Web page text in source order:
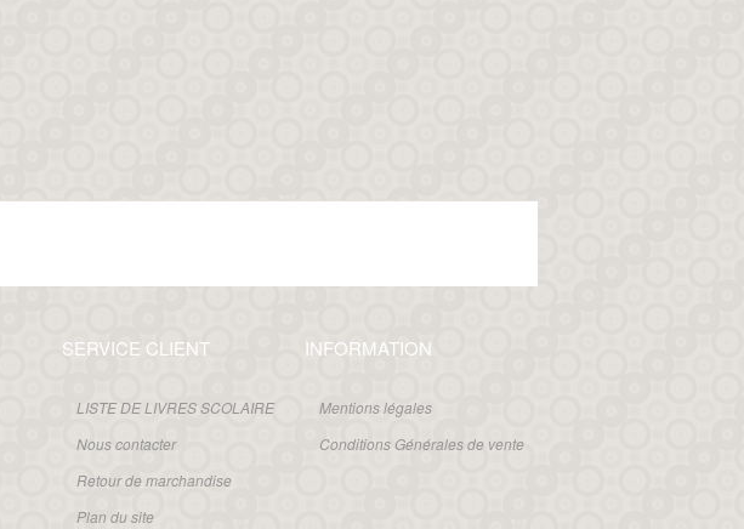
SERVICE CLIENT
LISTE DE LIVRES SCOLAIRE
Nous contacter
Retour de marchandise
Plan du site
INFORMATION
Mentions légales
Conditions Générales de vente